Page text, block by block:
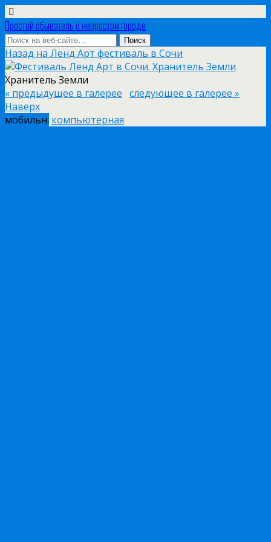
Простой обыватель о непростом городе
Назад на Ленд Арт фестиваль в Сочи
Хранитель Земли
« предыдущее в галерее следующее в галерее »
Наверх
мобильн. компьютерная